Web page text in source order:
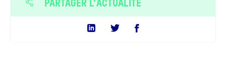
PARTAGER L’ACTUALITÉ